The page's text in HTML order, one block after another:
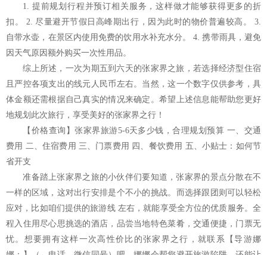
1. 提前规划行程并预订相关服务，这样做才能够获得更多的折
扣。 2. 尽量避开节假日高峰期出行，因为此时的物价普遍较高。 3.
自带水壶，在景区内使用免费的饮用水补充水分。 4. 携带雨具，避免
因天气原因额外购买一次性用品。
综上所述，一次为期五到六天的张家界之旅，若选择经济型住宿
且严控各项支出的线元人民币左右。当然，这一个数字仅供参考，具
体金额还需根据自己真实的情况来确定。希望上述信息能帮助您更好
地规划此次旅行，享受美好的张家界之行！
【价格查询】张家界旅游5-6天多少钱，合理规划预算 一、交通
费用 二、住宿费用 三、门票费用 四、餐饮费用 五、小贴士：如何节
省开支
准备踏上张家界之旅的小伙伴们要知道，张家界的景点分散在不
一样的区域，这对出行安排是个不小的挑战。而选择跟团则可以轻松
应对，比如咱们提供的旅游线 左右，就能享受全方位的优质服务。全
程入住用尽心思挑选的酒店，品尝当地特色菜肴，交通便捷，门票无
忧。想要拥有这样一次高性价比的张家界之行，就联系【导游娜